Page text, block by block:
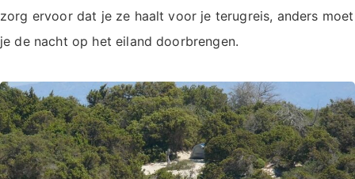
zorg ervoor dat je ze haalt voor je terugreis, anders moet
je de nacht op het eiland doorbrengen.